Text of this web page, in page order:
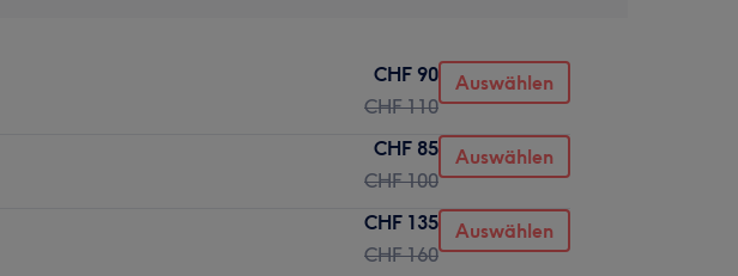
CHF 90
CHF 110
Auswählen
CHF 85
CHF 100
Auswählen
CHF 135
CHF 160
Auswählen